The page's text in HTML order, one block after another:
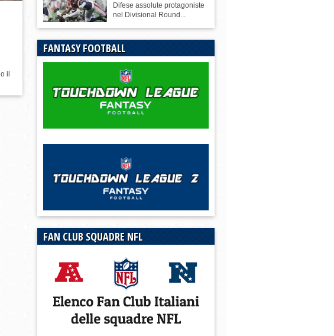
il
Difese assolute protagoniste
nel Divisional Round...
FANTASY FOOTBALL
FAN CLUB SQUADRE NFL